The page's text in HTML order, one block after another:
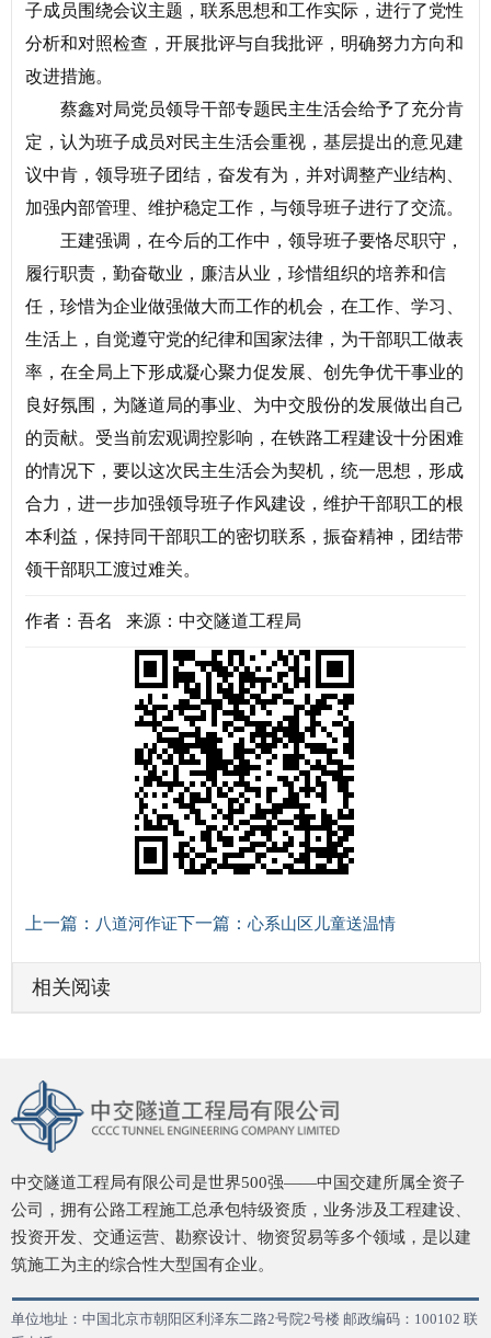
子成员围绕会议主题，联系思想和工作实际，进行了党性
分析和对照检查，开展批评与自我批评，明确努力方向和
改进措施。
蔡鑫对局党员领导干部专题民主生活会给予了充分肯
定，认为班子成员对民主生活会重视，基层提出的意见建
议中肯，领导班子团结，奋发有为，并对调整产业结构、
加强内部管理、维护稳定工作，与领导班子进行了交流。
王建强调，在今后的工作中，领导班子要恪尽职守，
履行职责，勤奋敬业，廉洁从业，珍惜组织的培养和信
任，珍惜为企业做强做大而工作的机会，在工作、学习、
生活上，自觉遵守党的纪律和国家法律，为干部职工做表
率，在全局上下形成凝心聚力促发展、创先争优干事业的
良好氛围，为隧道局的事业、为中交股份的发展做出自己
的贡献。受当前宏观调控影响，在铁路工程建设十分困难
的情况下，要以这次民主生活会为契机，统一思想，形成
合力，进一步加强领导班子作风建设，维护干部职工的根
本利益，保持同干部职工的密切联系，振奋精神，团结带
领干部职工渡过难关。
作者：吾名 来源：中交隧道工程局
上一篇： 八道河作证下一篇： 心系山区儿童送温情
相关阅读
中交隧道工程局有限公司是世界500强——中国交建所属全资子
公司，拥有公路工程施工总承包特级资质，业务涉及工程建设、
投资开发、交通运营、勘察设计、物资贸易等多个领域，是以建
筑施工为主的综合性大型国有企业。
单位地址：中国北京市朝阳区利泽东二路2号院2号楼 邮政编码：100102 联